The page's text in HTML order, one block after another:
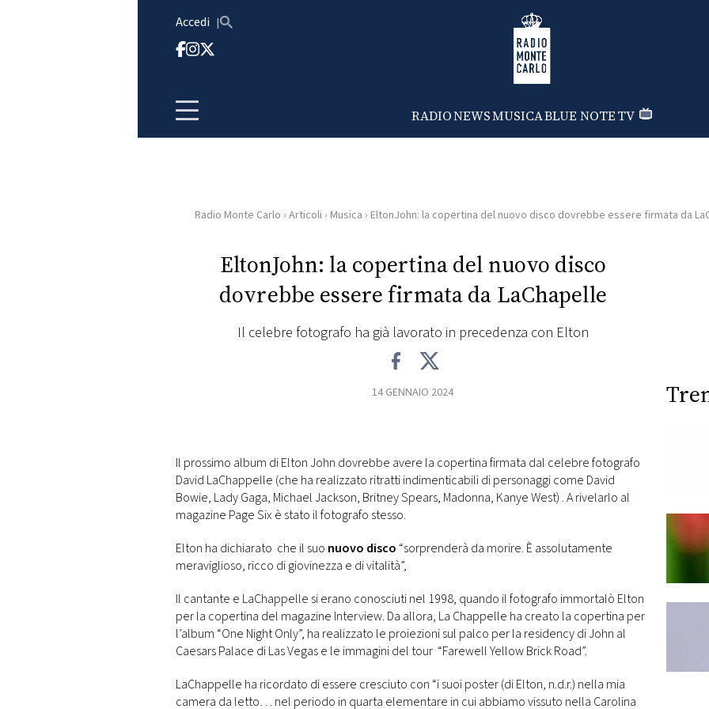
Accedi Radio Monte Carlo
RADIONEWSMUSICABLUE NOTETV
HOME
FOTO
CONCORSI
EVENTI
VIDEO
TV
PRINCIPATO
Radio Monte Carlo › Articoli › Musica › EltonJohn: la copertina del nuovo disco dovrebbe essere firmata da
EltonJohn: la copertina del nuovo disco
dovrebbe essere firmata da LaChapelle
Il celebre fotografo ha già lavorato in precedenza con Elton
14 GENNAIO 2024
Il prossimo album di Elton John dovrebbe avere la copertina firmata dal celebre fotografo
David LaChappelle (che ha realizzato ritratti indimenticabili di personaggi come David
Bowie, Lady Gaga, Michael Jackson, Britney Spears, Madonna, Kanye West) . A rivelarlo al
magazine Page Six è stato il fotografo stesso.
Elton ha dichiarato che il suo nuovo disco “sorprenderà da morire. È assolutamente
meraviglioso, ricco di giovinezza e di vitalità”,
Il cantante e LaChappelle si erano conosciuti nel 1998, quando il fotografo immortalò Elton
per la copertina del magazine Interview. Da allora, La Chappelle ha creato la copertina per
l’album “One Night Only”, ha realizzato le proiezioni sul palco per la residency di John al
Caesars Palace di Las Vegas e le immagini del tour “Farewell Yellow Brick Road”.
LaChappelle ha ricordato di essere cresciuto con “i suoi poster (di Elton, n.d.r.) nella mia
camera da letto… nel periodo in quarta elementare in cui abbiamo vissuto nella Carolina